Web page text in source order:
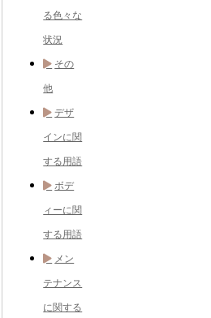
る色々な
状況
その
他
デザ
インに関
する用語
ボデ
ィーに関
する用語
メン
テナンス
に関する